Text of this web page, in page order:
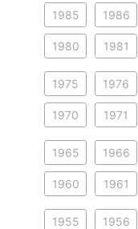
1985 1986
1980 1981
1975 1976
1970 1971
1965 1966
1960 1961
1955 1956